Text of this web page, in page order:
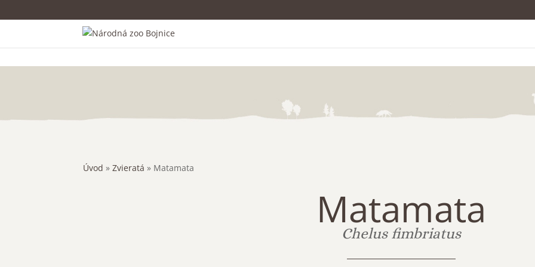
Úvod »Zvieratá » Matamata
Matamata
Chelus fimbriatus